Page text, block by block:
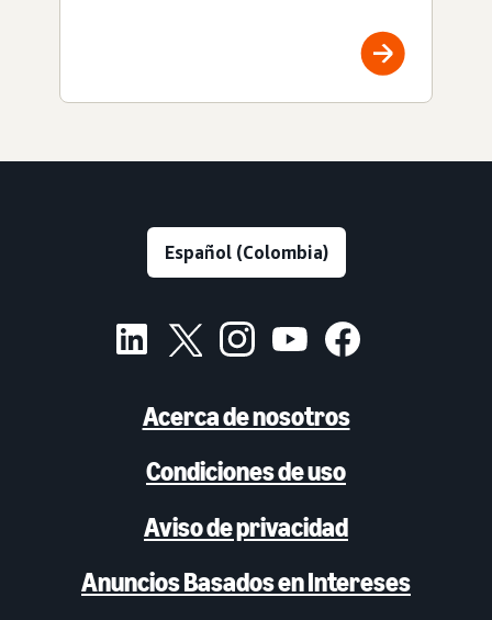
Acerca de nosotros
Condiciones de uso
Aviso de privacidad
Anuncios Basados en Intereses